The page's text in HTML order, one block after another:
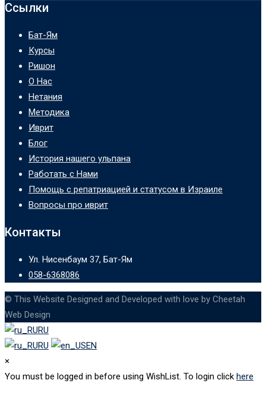
Ссылки
Бат-Ям
Курсы
Ришон
О Нас
Нетания
Методика
Иврит
Блог
История нашего ульпана
Работать с Нами
Помощь с репатриацией и статусом в Израиле
Вопросы про иврит
Контакты
Ул. Нисенбаум 37, Бат-Ям
058-6368086
© This Website Designed and Developed with love by Cheetah
Web Design
RU
RU
EN
×
You must be logged in before using WishList. To login click here